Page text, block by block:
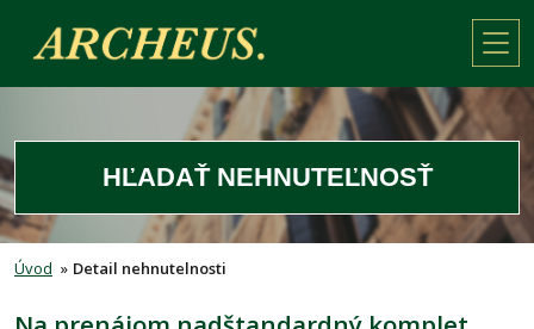
HĽADAŤ NEHNUTEĽNOSŤ
Úvod » Detail nehnutelnosti